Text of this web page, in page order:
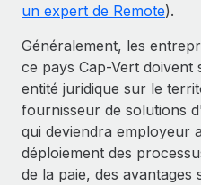
un expert de Remote).
Généralement, les
ce pays Cap-Vert
entité juridique sur le
fournisseur de solutions
qui deviendra employeur
déploiement des
de la paie, des avantages